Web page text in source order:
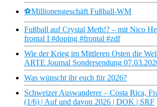
⚽Millionengeschäft Fußball-WM
Fußball auf Crystal Meth!? – mit Nico
frontal I #doping #frontal #zdf
Wie der Krieg im Mittleren Osten die
ARTE Journal Sondersendung
Was wünscht ihr euch für 2026?
Schweizer Auswanderer – Costa Rica,
(1/6) | Auf und davon 2026 | DOK | SRF